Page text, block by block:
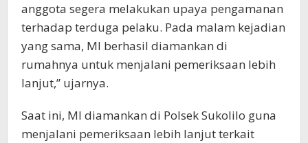
anggota segera melakukan upaya pengamanan
terhadap terduga pelaku. Pada malam kejadian
yang sama, MI berhasil diamankan di
rumahnya untuk menjalani pemeriksaan lebih
lanjut,” ujarnya.
Saat ini, MI diamankan di Polsek Sukolilo guna
menjalani pemeriksaan lebih lanjut terkait